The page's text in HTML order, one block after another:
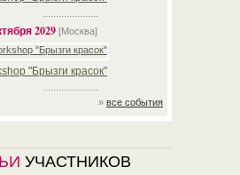
2029 [Москва]
"Брызги красок"
» все события
УЧАСТНИКОВ